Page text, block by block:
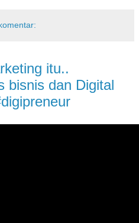
itu..
bisnis dan Digital